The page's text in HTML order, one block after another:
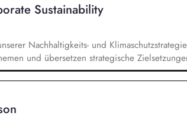
auf der nichtfinanziellen Erklärung und
Sustainability
Nachhaltigkeits- und Klimaschutzstrategie
und übersetzen strategische
Sie verantworten den Aufbau, die
und Projektportfolios im
interne und externe Stakeholder und
kundenorientierte